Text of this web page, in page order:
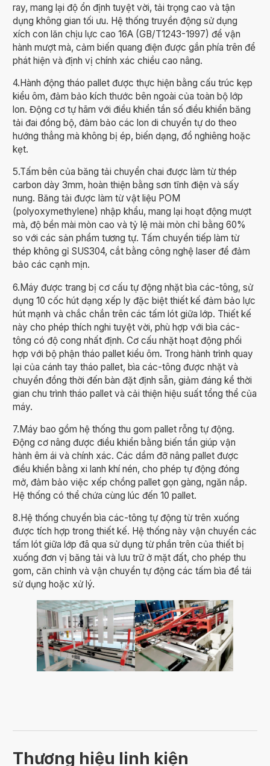
ray, mang lại độ ổn định tuyệt vời, tải trọng cao và tận
dụng không gian tối ưu. Hệ thống truyền động sử dụng
xích con lăn chịu lực cao 16A (GB/T1243-1997) để vận
hành mượt mà, cảm biến quang điện được gắn phía trên để
phát hiện và định vị chính xác chiều cao nâng.
4.Hành động tháo pallet được thực hiện bằng cấu trúc kẹp
kiểu ôm, đảm bảo kích thước bên ngoài của toàn bộ lớp
lon. Động cơ tự hãm với điều khiển tần số điều khiển băng
tải đai đồng bộ, đảm bảo các lon di chuyển tự do theo
hướng thẳng mà không bị ép, biến dạng, đổ nghiêng hoặc
kẹt.
5.Tấm bên của băng tải chuyển chai được làm từ thép
carbon dày 3mm, hoàn thiện bằng sơn tĩnh điện và sấy
nung. Băng tải được làm từ vật liệu POM
(polyoxymethylene) nhập khẩu, mang lại hoạt động mượt
mà, độ bền mài mòn cao và tỷ lệ mài mòn chỉ bằng 60%
so với các sản phẩm tương tự. Tấm chuyển tiếp làm từ
thép không gỉ SUS304, cắt bằng công nghệ laser để đảm
bảo các cạnh mịn.
6.Máy được trang bị cơ cấu tự động nhặt bìa các-tông, sử
dụng 10 cốc hút dạng xếp ly đặc biệt thiết kế đảm bảo lực
hút mạnh và chắc chắn trên các tấm lót giữa lớp. Thiết kế
này cho phép thích nghi tuyệt vời, phù hợp với bìa các-
tông có độ cong nhất định. Cơ cấu nhặt hoạt động phối
hợp với bộ phận tháo pallet kiểu ôm. Trong hành trình quay
lại của cánh tay tháo pallet, bìa các-tông được nhặt và
chuyển đồng thời đến bàn đặt định sẵn, giảm đáng kể thời
gian chu trình tháo pallet và cải thiện hiệu suất tổng thể của
máy.
7.Máy bao gồm hệ thống thu gom pallet rỗng tự động.
Động cơ nâng được điều khiển bằng biến tần giúp vận
hành êm ái và chính xác. Các dầm đỡ nâng pallet được
điều khiển bằng xi lanh khí nén, cho phép tự động đóng
mở, đảm bảo việc xếp chồng pallet gọn gàng, ngăn nắp.
Hệ thống có thể chứa cùng lúc đến 10 pallet.
8.Hệ thống chuyển bìa các-tông tự động từ trên xuống
được tích hợp trong thiết kế. Hệ thống này vận chuyển các
tấm lót giữa lớp đã qua sử dụng từ phần trên của thiết bị
xuống đơn vị băng tải và lưu trữ ở mặt đất, cho phép thu
gom, căn chỉnh và vận chuyển tự động các tấm bìa để tái
sử dụng hoặc xử lý.
Thương hiệu linh kiện